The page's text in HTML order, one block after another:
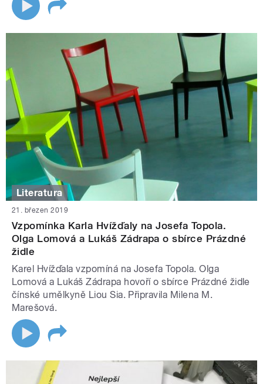
Literatura
21. březen 2019
Vzpomínka Karla Hvížďaly na Josefa Topola.
Olga Lomová a Lukáš Zádrapa o sbírce Prázdné
židle
Karel Hvížďala vzpomíná na Josefa Topola. Olga
Lomová a Lukáš Zádrapa hovoří o sbírce Prázdné židle
čínské umělkyně Liou Sia. Připravila Milena M.
Marešová.